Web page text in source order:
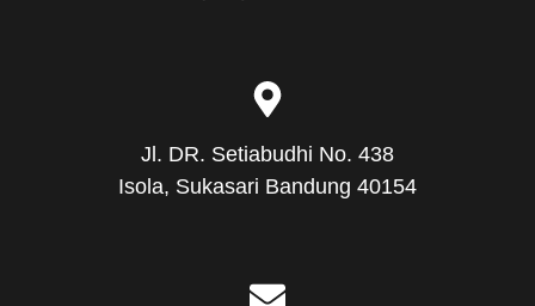
Jl. DR. Setiabudhi No. 438
Isola, Sukasari Bandung 40154